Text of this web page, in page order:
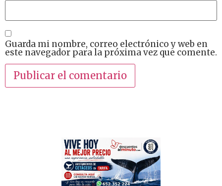
Guarda mi nombre, correo electrónico y web en
este navegador para la próxima vez que comente.